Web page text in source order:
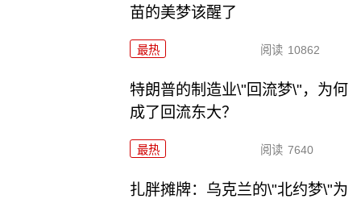
苗的美梦该醒了
最热 阅读 10862
特朗普的制造业\"回流梦\"，为何
成了回流东大？
最热 阅读 7640
扎胖摊牌：乌克兰的\"北约梦\"为